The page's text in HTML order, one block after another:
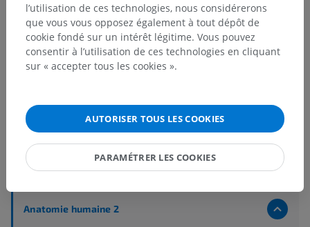
Hiérarchie anatomique
Anatomie humaine 2
l’utilisation de ces technologies, nous considérerons
que vous vous opposez également à tout dépôt de
cookie fondé sur un intérêt légitime. Vous pouvez
consentir à l’utilisation de ces technologies en cliquant
sur « accepter tous les cookies ».
AUTORISER TOUS LES COOKIES
PARAMÉTRER LES COOKIES